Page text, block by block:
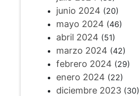
junio 2024 (20)
mayo 2024 (46)
abril 2024 (51)
marzo 2024 (42)
febrero 2024 (29)
enero 2024 (22)
diciembre 2023(30)